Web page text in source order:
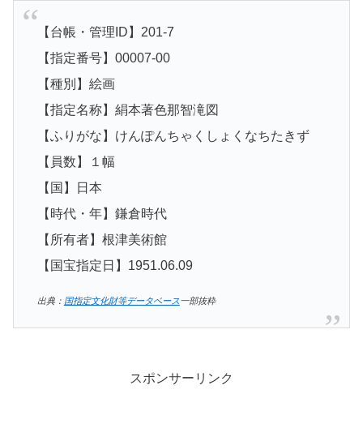
【台帳・管理ID】201-7
【指定番号】00007-00
【種別】絵画
【指定名称】絹本著色那智滝図
【ふりがな】けんぽんちゃくしょくなちたきず
【員数】１幅
【国】日本
【時代・年】鎌倉時代
【所有者】根津美術館
【国宝指定日】1951.06.09
出典： 国指定文化財等データベース一部抜粋
スポンサーリンク